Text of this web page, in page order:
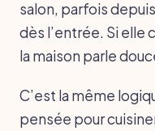
salon, parfois
dès l’entrée. Si elle
la maison parle
C’est la même
pensée pour